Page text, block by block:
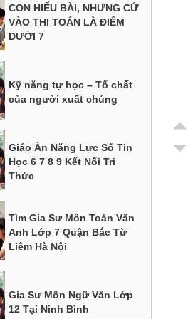
CON HIỂU BÀI, NHƯNG CỨ
VÀO THI TOÁN LÀ ĐIỂM
DƯỚI 7
Kỹ năng tự học – Tố chất
của người xuất chúng
Giáo Án Năng Lực Số Tin
Học 6 7 8 9 Kết Nối Tri
Thức
Tìm Gia Sư Môn Toán Văn
Anh Lớp 7 Quận Bắc Từ
Liêm Hà Nội
Gia Sư Môn Ngữ Văn Lớp
12 Tại Ninh Bình